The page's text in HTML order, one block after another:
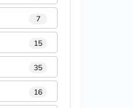
7
15
35
16